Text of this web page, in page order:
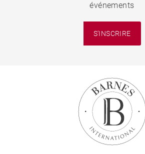
événements
S'INSCRIRE